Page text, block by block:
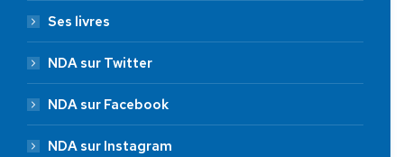
Ses livres
NDA sur Twitter
NDA sur Facebook
NDA sur Instagram